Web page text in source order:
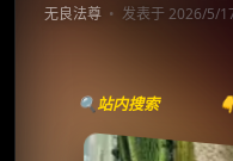
无良法尊 发表于 2026/5/
🔍站内搜索